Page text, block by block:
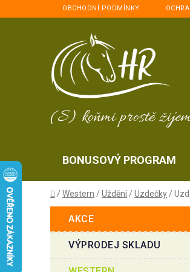
na
OBCHODNÍ PODMÍNKY
(S) koňmi prostě
BONUSOVÝ PROGRAM
Domů
/Western /Uždění /Uzdečky /
o
t
kategorie
AKCE
VÝPRODEJ SKLADU